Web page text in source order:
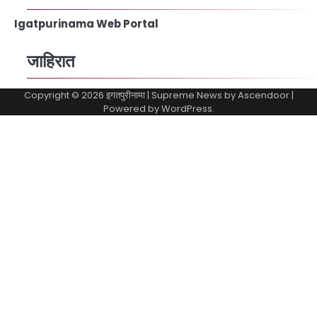
Igatpurinama Web Portal
जाहिरात
Copyright © 2026 इगतपुरीनामा| Supreme News byAscendoor|
Powered byWordPress.